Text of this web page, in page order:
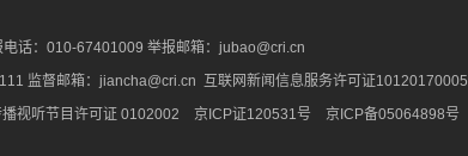
话：010-67401009 举报邮箱：jubao@cri.cn
监督邮箱：jiancha@cri.cn 互联网新闻信息服务许可证10120170005
播视听节目许可证 0102002 京ICP证120531号 京ICP备05064898号